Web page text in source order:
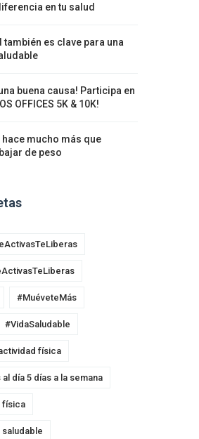
en tu salud
también es clave para una
buena causa! Participa en
OFFICES 5K & 10K!
mucho más que
de peso
#MuéveteMás
#VidaSaludable
física
día 5 días a la semana
física